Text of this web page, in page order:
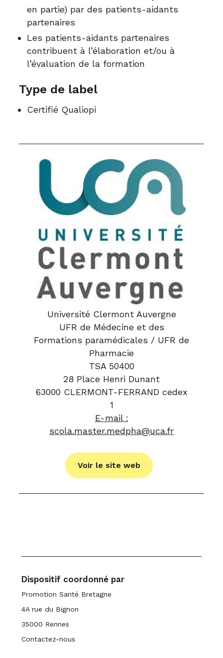
en partie) par des patients-aidants
partenaires
Les patients-aidants partenaires
contribuent à l’élaboration et/ou à
l’évaluation de la formation
Type de label
Certifié Qualiopi
Université Clermont Auvergne
UFR de Médecine et des
Formations paramédicales / UFR de
Pharmacie
TSA 50400
28 Place Henri Dunant
63000 CLERMONT-FERRAND cedex
1
E-mail :
scola.master.medpha@uca.fr
Voir le site web
Dispositif coordonné par
Promotion Santé Bretagne
4A rue du Bignon
35000 Rennes
Contactez-nous